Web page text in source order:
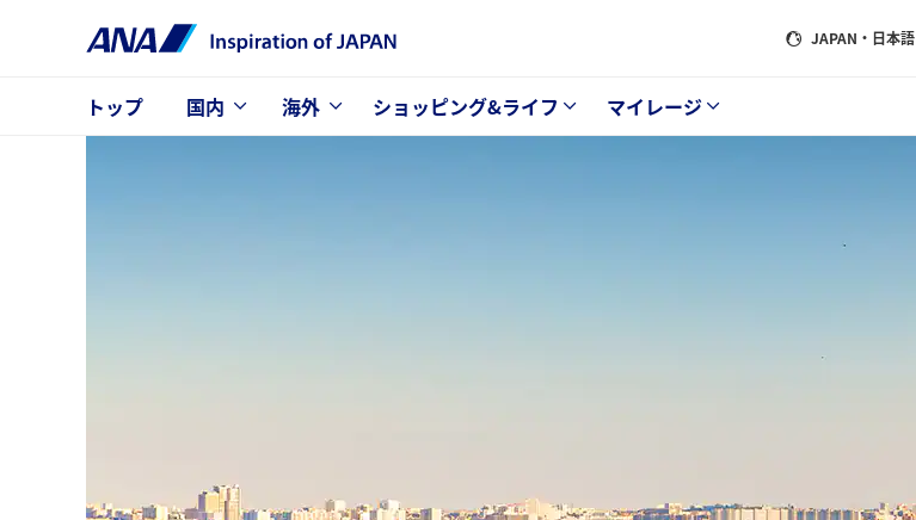
JAPAN ・日本語
トップ 国内 海外 ショッピング&ライフ マイレージ